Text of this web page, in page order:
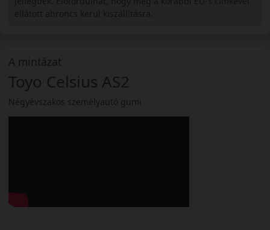
A mintázat
Toyo Celsius AS2
Négyévszakos személyautó gumi